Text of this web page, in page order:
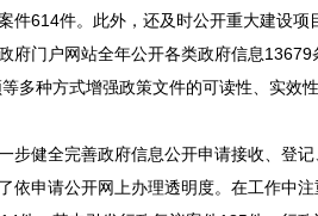
件614件。此外，还及时公开重大建设项
府门户网站全年公开各类政府信息
多种方式增强政策文件的可读性、实效
健全完善政府信息公开申请接收、登记
申请公开网上办理透明度。在工作中